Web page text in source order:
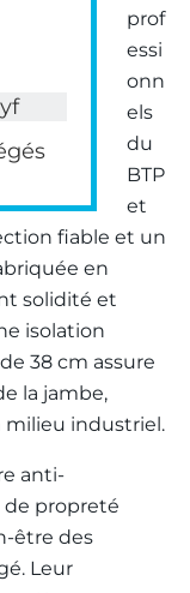
prof
essi
onn
els
du
BTP
et
fiable et un
en
solidité et
isolation
38 cm assure
la jambe,
milieu industriel.
anti-
de propreté
être des
Leur